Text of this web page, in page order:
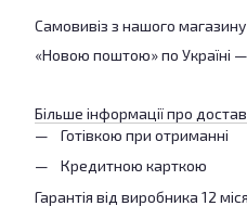
Самовивіз з нашого
«Новою поштою» по Україні
Більше інформації про
Готівкою при отриманні
Кредитною карткою
Гарантія від виробника 12